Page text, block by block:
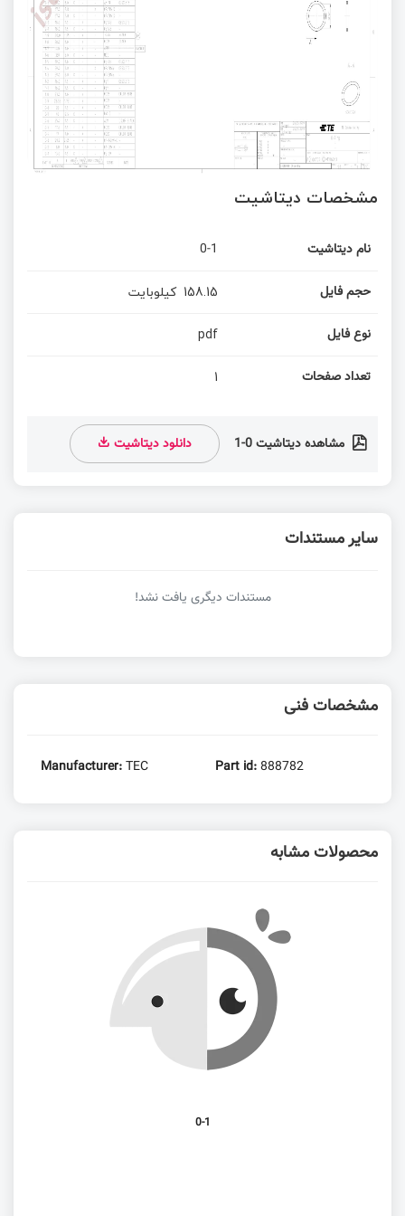
مشخصات دیتاشیت
نام دیتاشیت 0-1
حجم فایل 158.15 کیلوبایت
نوع فایل pdf
تعداد صفحات 1
مشاهده دیتاشیت 0-1 دانلود دیتاشیت
سایر مستندات
مستندات دیگری یافت نشد!
مشخصات فنی
Manufacturer:TEC Part id:888782
محصولات مشابه
0-1